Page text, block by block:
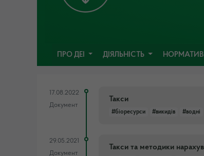
ПРО ДЕІ ДІЯЛЬНІСТЬ
17.08.2022
Документ
Такси
#біоресурси #викидів #водні
29.05.2021
Документ
Такси та методики